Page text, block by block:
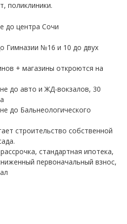
поликлиники.
до центра Сочи
Гимназии №16 и 10 до двух
+ магазины откроются на
до авто и ЖД-вокзалов, 30
до Бальнеологического
строительство собственной
стандартная ипотека,
первоначальный взнос,